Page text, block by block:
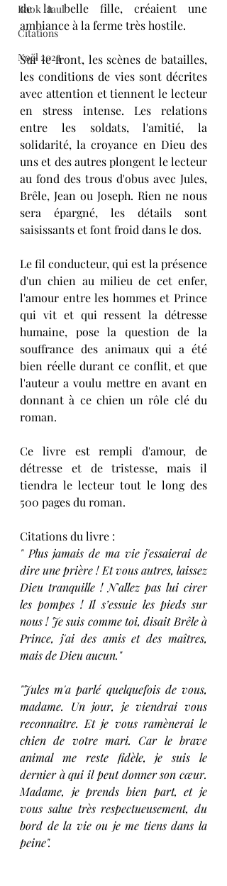
Book Haul
Citations
Noël 2024
de la belle fille, créaient une
ambiance à la ferme très hostile.
Sur le front, les scènes de batailles,
les conditions de vies sont décrites
avec attention et tiennent le lecteur
en stress intense. Les relations
entre les soldats, l'amitié, la
solidarité, la croyance en Dieu des
uns et des autres plongent le lecteur
au fond des trous d'obus avec Jules,
Brêle, Jean ou Joseph. Rien ne nous
sera épargné, les détails sont
saisissants et font froid dans le dos.
Le fil conducteur, qui est la présence
d'un chien au milieu de cet enfer,
l'amour entre les hommes et Prince
qui vit et qui ressent la détresse
humaine, pose la question de la
souffrance des animaux qui a été
bien réelle durant ce conflit, et que
l'auteur a voulu mettre en avant en
donnant à ce chien un rôle clé du
roman.
Ce livre est rempli d'amour, de
détresse et de tristesse, mais il
tiendra le lecteur tout le long des
500 pages du roman.
Citations du livre :
" Plus jamais de ma vie j'essaierai de
dire une prière ! Et vous autres, laissez
Dieu tranquille ! N'allez pas lui cirer
les pompes ! Il s’essuie les pieds sur
nous ! Je suis comme toi, disait Brêle à
Prince, j'ai des amis et des maîtres,
mais de Dieu aucun."
"Jules m'a parlé quelquefois de vous,
madame. Un jour, je viendrai vous
reconnaitre. Et je vous ramènerai le
chien de votre mari. Car le brave
animal me reste fidèle, je suis le
dernier à qui il peut donner son cœur.
Madame, je prends bien part, et je
vous salue très respectueusement, du
bord de la vie ou je me tiens dans la
peine".